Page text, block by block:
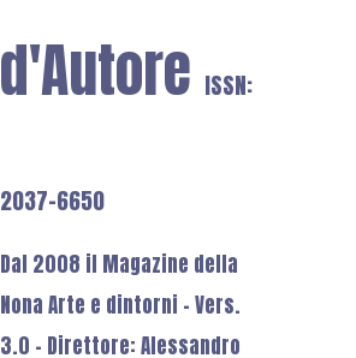
d'Autore ISSN:
2037-6650
Dal 2008 il Magazine della
Nona Arte e dintorni - Vers.
3.0 - Direttore: Alessandro